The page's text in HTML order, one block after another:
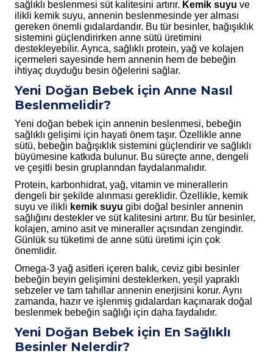
sağlıklı beslenmesi süt kalitesini artırır. Kemik suyu ve
ilikli kemik suyu, annenin beslenmesinde yer alması
gereken önemli gıdalardandır. Bu tür besinler, bağışıklık
sistemini güçlendirirken anne sütü üretimini
destekleyebilir. Ayrıca, sağlıklı protein, yağ ve kolajen
içermeleri sayesinde hem annenin hem de bebeğin
ihtiyaç duyduğu besin öğelerini sağlar.
Yeni Doğan Bebek için Anne Nasıl
Beslenmelidir?
Yeni doğan bebek için annenin beslenmesi, bebeğin
sağlıklı gelişimi için hayati önem taşır. Özellikle anne
sütü, bebeğin bağışıklık sistemini güçlendirir ve sağlıklı
büyümesine katkıda bulunur. Bu süreçte anne, dengeli
ve çeşitli besin gruplarından faydalanmalıdır.
Protein, karbonhidrat, yağ, vitamin ve minerallerin
dengeli bir şekilde alınması gereklidir. Özellikle, kemik
suyu ve ilikli kemik suyu gibi doğal besinler annenin
sağlığını destekler ve süt kalitesini artırır. Bu tür besinler,
kolajen, amino asit ve mineraller açısından zengindir.
Günlük su tüketimi de anne sütü üretimi için çok
önemlidir.
Omega-3 yağ asitleri içeren balık, ceviz gibi besinler
bebeğin beyin gelişimini desteklerken, yeşil yapraklı
sebzeler ve tam tahıllar annenin enerjisini korur. Aynı
zamanda, hazır ve işlenmiş gıdalardan kaçınarak doğal
beslenmek bebeğin sağlığı için daha faydalıdır.
Yeni Doğan Bebek için En Sağlıklı
Besinler Nelerdir?